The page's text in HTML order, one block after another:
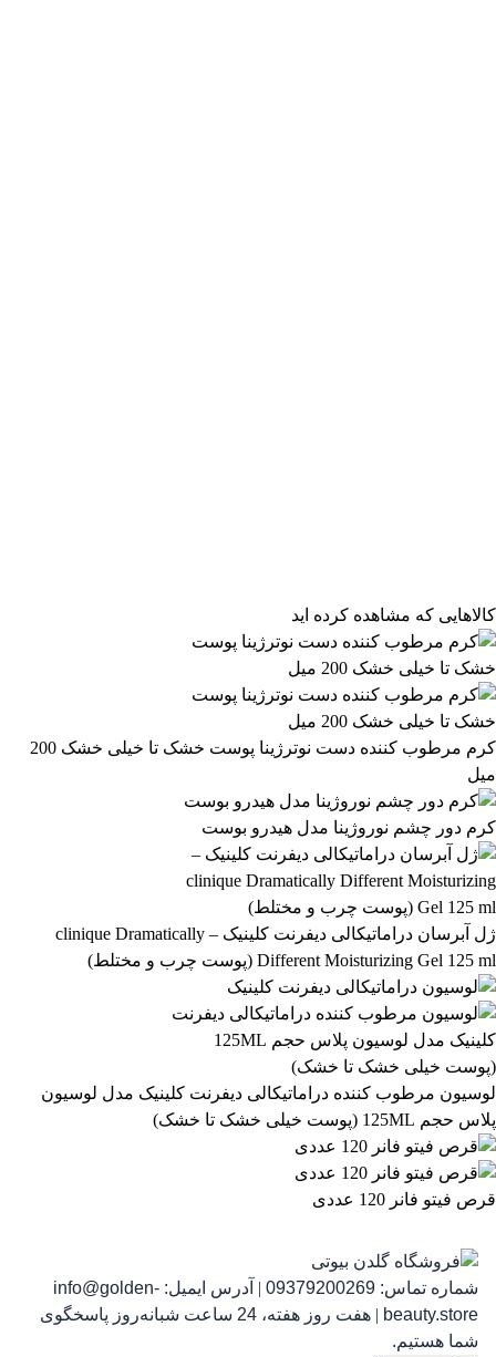
تومان
284,099 تومان
284,100 تومان
اعمال فیلتر قیمت
وضعیت کالا
نمایش کالاهای موجود
فیلتر بر اساس برند:
FARMASi 1
فیلتر بر اساس دسته بندی:
آرایشی و بهداشتی 558 بهداشتی و پوستی
رژ لب مدادی لچیک
مرتب‌سازی محصولات
مرتب‌سازی:
پیش‌فرض محبوب‌ترین بالاترین امتیاز
گران‌ترین موجودها اول
کالاهایی که مشاهده کرده اید
کرم مرطوب کننده دست نوترژینا پوست خشک تا خیلی خشک 200
میل
کرم دور چشم نوروژینا مدل هیدرو بوست
ژل آبرسان دراماتیکالی دیفرنت کلینیک – clinique Dramatically
Different Moisturizing Gel 125 ml (پوست چرب و مختلط)
لوسیون مرطوب کننده دراماتیکالی دیفرنت کلینیک مدل لوسیون
پلاس حجم 125ML (پوست خیلی خشک تا خشک)
قرص فیتو فانر 120 عددی
شماره تماس: 09379200269
| آدرس ایمیل: info@golden-
beauty.store
|
هفت روز هفته، 24 ساعت شبانه‌روز پاسخگوی
شما هستیم.